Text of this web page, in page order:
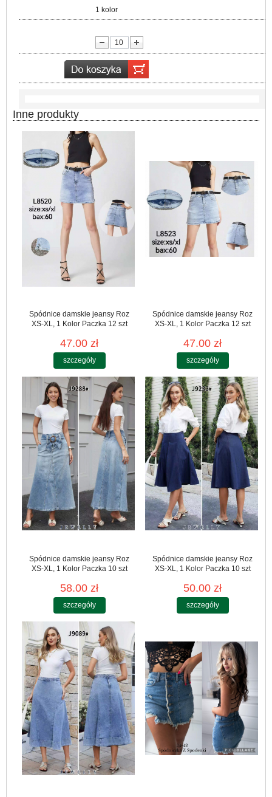
1 kolor
Inne produkty
Spódnice damskie jeansy Roz
XS-XL, 1 Kolor Paczka 12 szt
47.00 zł
szczegóły
Spódnice damskie jeansy Roz
XS-XL, 1 Kolor Paczka 12 szt
47.00 zł
szczegóły
Spódnice damskie jeansy Roz
XS-XL, 1 Kolor Paczka 10 szt
58.00 zł
szczegóły
Spódnice damskie jeansy Roz
XS-XL, 1 Kolor Paczka 10 szt
50.00 zł
szczegóły